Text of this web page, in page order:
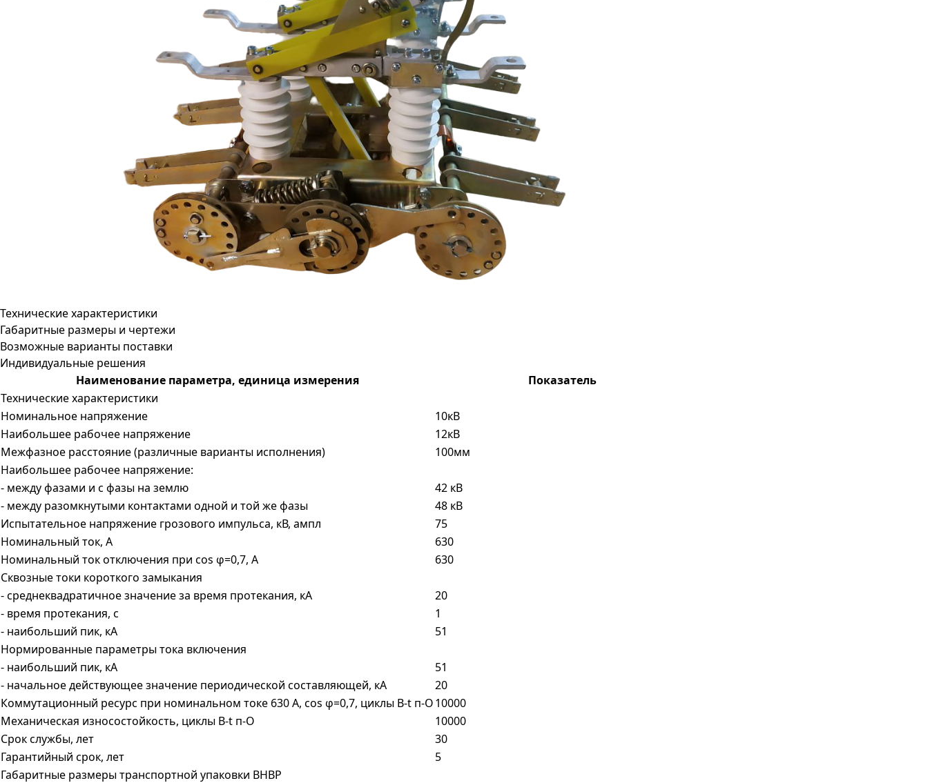
Технические характеристики
Габаритные размеры и чертежи
Возможные варианты поставки
Индивидуальные решения
Наименование параметра, единица измерения
Показатель
Технические характеристики
Номинальное напряжение
10кВ
Наибольшее рабочее напряжение
12кВ
Межфазное расстояние (различные варианты исполнения)
100мм
Наибольшее рабочее напряжение:
- между фазами и с фазы на землю
42 кВ
- между разомкнутыми контактами одной и той же фазы
48 кВ
Испытательное напряжение грозового импульса, кВ, ампл
75
Номинальный ток, А
630
Номинальный ток отключения при cos φ=0,7, A
630
Сквозные токи короткого замыкания
- среднеквадратичное значение за время протекания, кА
20
- время протекания, с
1
- наибольший пик, кА
51
Нормированные параметры тока включения
- наибольший пик, кА
51
- начальное действующее значение периодической составляющей, кА
20
Коммутационный ресурс при номинальном токе 630 А, cos φ=0,7, циклы В-t п-О10000
Механическая износостойкость, циклы В-t п-О
10000
Срок службы, лет
30
Гарантийный срок, лет
5
Габаритные размеры транспортной упаковки ВНВР